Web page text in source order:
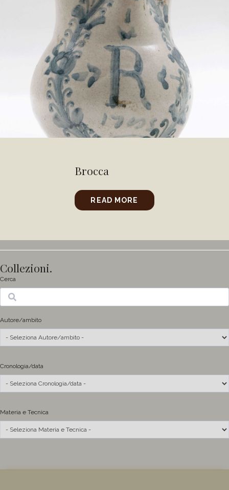
Brocca
READ MORE
Collezioni.
Cerca
Ricerca
Autore/ambito
Cronologia/data
Materia e Tecnica